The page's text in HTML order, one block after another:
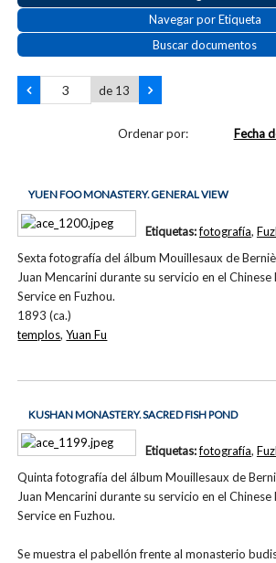
Navegar por Etiqueta
Buscar documentos
de 13
Ordenar por: Fecha
YUEN FOO MONASTERY. GENERAL VIEW
Sexta fotografía del álbum Mouillesaux de
Juan Mencarini durante su servicio en el
Service en Fuzhou.
1893 (ca.)
Etiquetas:fotografía,
templos,Yuan Fu
KUSHAN MONASTERY. SACRED FISH POND
Quinta fotografía del álbum Mouillesaux de
Juan Mencarini durante su servicio en el
Service en Fuzhou.
Se muestra el pabellón frente al monasterio
Etiquetas:fotografía,